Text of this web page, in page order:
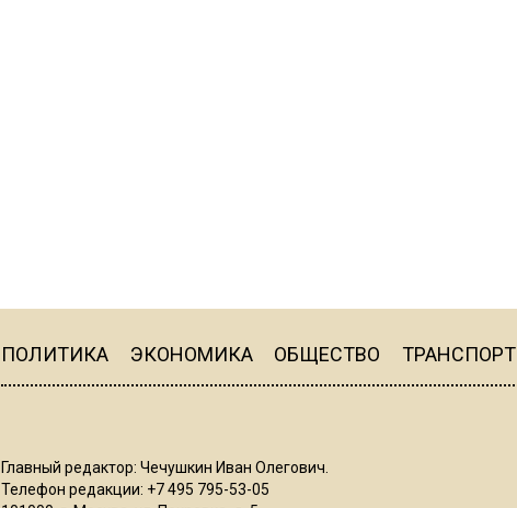
ПОЛИТИКА ЭКОНОМИКА ОБЩЕСТВО ТРАНСПОРТ
Главный редактор: Чечушкин Иван Олегович.
Телефон редакции: +7 495 795-53-05